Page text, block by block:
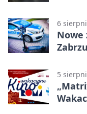
6
Nowe
5